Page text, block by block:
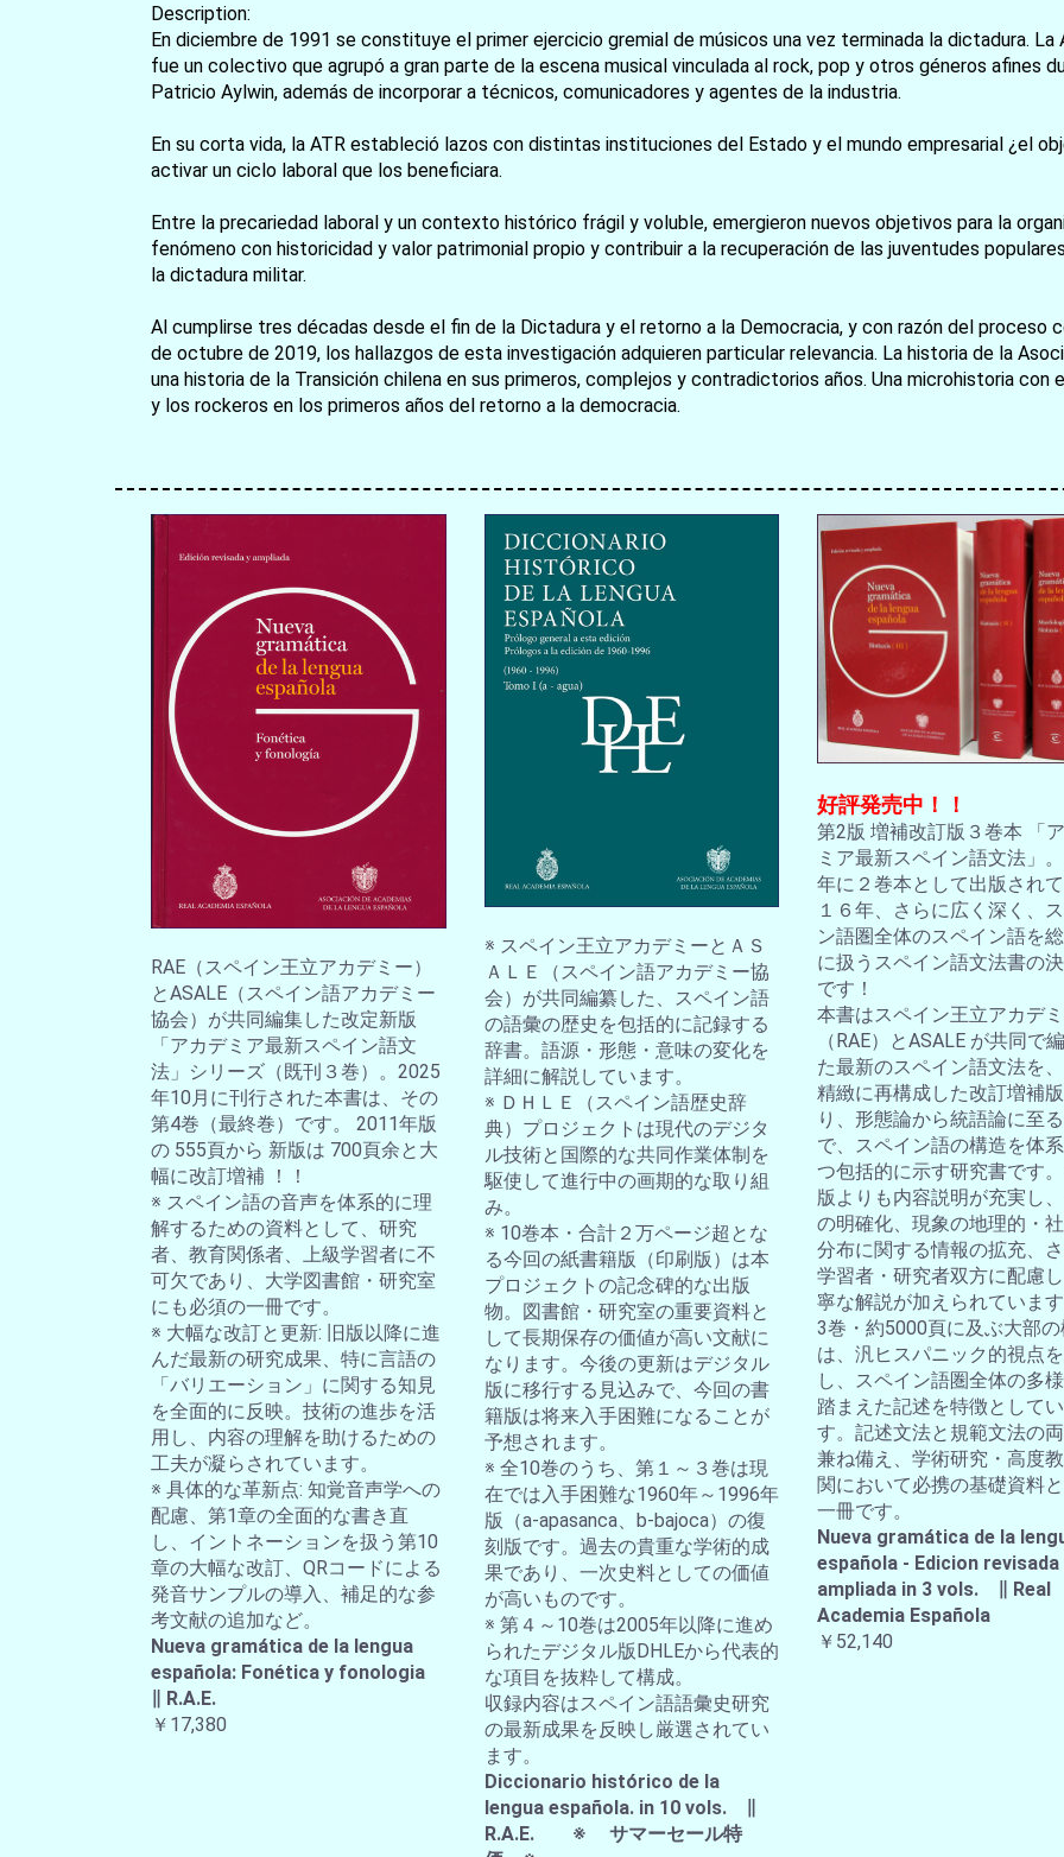
お買い物を続ける カートへ進む
Description:
En diciembre de 1991 se constituye el primer ejercicio gremial de músicos una vez terminada la dictadura. La
fue un colectivo que agrupó a gran parte de la escena musical vinculada al rock, pop y otros géneros afines
Patricio Aylwin, además de incorporar a técnicos, comunicadores y agentes de la industria.
En su corta vida, la ATR estableció lazos con distintas instituciones del Estado y el mundo empresarial ¿el
activar un ciclo laboral que los beneficiara.
Entre la precariedad laboral y un contexto histórico frágil y voluble, emergieron nuevos objetivos para la
fenómeno con historicidad y valor patrimonial propio y contribuir a la recuperación de las juventudes
la dictadura militar.
Al cumplirse tres décadas desde el fin de la Dictadura y el retorno a la Democracia, y con razón del
de octubre de 2019, los hallazgos de esta investigación adquieren particular relevancia. La historia de la
una historia de la Transición chilena en sus primeros, complejos y contradictorios años. Una microhistoria
y los rockeros en los primeros años del retorno a la democracia.
RAE（スペイン王立アカデミー）
とASALE（スペイン語アカデミー
協会）が共同編集した改定新版
「アカデミア最新スペイン語文
法」シリーズ（既刊３巻）。2025
年10月に刊行された本書は、その
第4巻（最終巻）です。 2011年版
の 555頁から 新版は 700頁余と大
幅に改訂増補 ！！
※ スペイン語の音声を体系的に理
解するための資料として、研究
者、教育関係者、上級学習者に不
可欠であり、大学図書館・研究室
にも必須の一冊です。
※ 大幅な改訂と更新: 旧版以降に進
んだ最新の研究成果、特に言語の
「バリエーション」に関する知見
を全面的に反映。技術の進歩を活
用し、内容の理解を助けるための
工夫が凝らされています。
※ 具体的な革新点: 知覚音声学への
配慮、第1章の全面的な書き直
し、イントネーションを扱う第10
章の大幅な改訂、QRコードによる
発音サンプルの導入、補足的な参
考文献の追加など。
Nueva gramática de la lengua
española: Fonética y fonologia
∥ R.A.E.
￥17,380
※ スペイン王立アカデミーとＡＳ
ＡＬＥ（スペイン語アカデミー協
会）が共同編纂した、スペイン語
の語彙の歴史を包括的に記録する
辞書。語源・形態・意味の変化を
詳細に解説しています。
※ ＤＨＬＥ（スペイン語歴史辞
典）プロジェクトは現代のデジタ
ル技術と国際的な共同作業体制を
駆使して進行中の画期的な取り組
み。
※ 10巻本・合計２万ページ超とな
る今回の紙書籍版（印刷版）は本
プロジェクトの記念碑的な出版
物。図書館・研究室の重要資料と
して長期保存の価値が高い文献に
なります。今後の更新はデジタル
版に移行する見込みで、今回の書
籍版は将来入手困難になることが
予想されます。
※ 全10巻のうち、第１～３巻は現
在では入手困難な1960年～1996年
版（a-apasanca、b-bajoca）の復
刻版です。過去の貴重な学術的成
果であり、一次史料としての価値
が高いものです。
※ 第４～10巻は2005年以降に進め
られたデジタル版DHLEから代表的
な項目を抜粋して構成。
収録内容はスペイン語語彙史研究
の最新成果を反映し厳選されてい
ます。
Diccionario histórico de la
lengua española. in 10 vols. ∥
R.A.E. ※ サマーセール特
好評発売中！！
第2版 増補改訂版３巻本 「
ミア最新スペイン語文法」
年に２巻本として出版され
１６年、さらに広く深く、
ン語圏全体のスペイン語を
に扱うスペイン語文法書の
です！
本書はスペイン王立アカデ
（RAE）とASALE が共同で
た最新のスペイン語文法を
精緻に再構成した改訂増補
り、形態論から統語論に至る
で、スペイン語の構造を体
つ包括的に示す研究書です
版よりも内容説明が充実し
の明確化、現象の地理的・
分布に関する情報の拡充、
学習者・研究者双方に配慮
寧な解説が加えられていま
3巻・約5000頁に及ぶ大部
は、汎ヒスパニック的視点
し、スペイン語圏全体の多
踏まえた記述を特徴としてい
す。記述文法と規範文法の
兼ね備え、学術研究・高度
関において必携の基礎資料
一冊です。
Nueva gramática de la
española - Edicion revisada
ampliada in 3 vols. ∥ Real
Academia Española
￥52,140